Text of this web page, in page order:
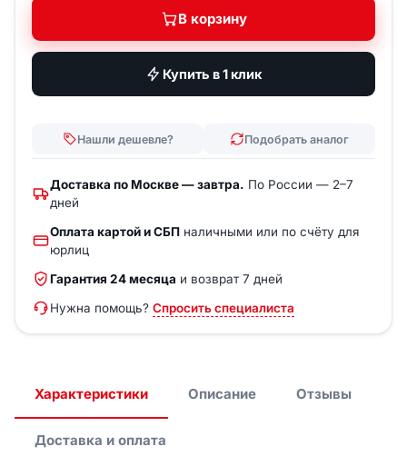
В корзину
Купить в 1 клик
Нашли дешевле? Подобрать аналог
Доставка по Москве — завтра. По России — 2–7
дней
Оплата картой и СБП наличными или по счёту для
юрлиц
Гарантия 24 месяца и возврат 7 дней
Нужна помощь? Спросить специалиста
Характеристики Описание Отзывы
Доставка и оплата